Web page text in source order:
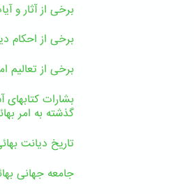
برخی از آثار و
برخی از احکام
برخی از تعالیم
بشارات کتابهای
گذشته به امر
تاریخ دیانت
جامعه جهانی